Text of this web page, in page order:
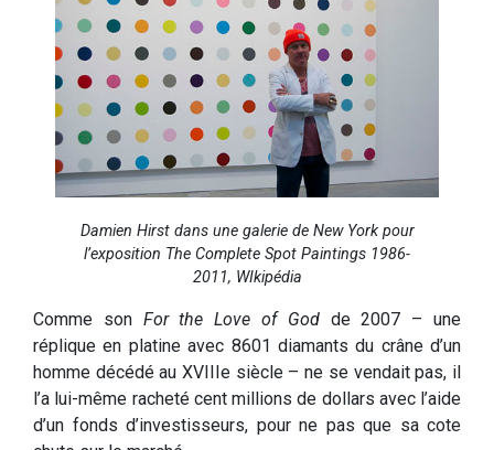
Damien Hirst dans une galerie de New York pour
l’exposition The Complete Spot Paintings 1986-
2011, WIkipédia
Comme son For the Love of Godde 2007 – une
réplique en platine avec 8601 diamants du crâne d’un
homme décédé au XVIIIe siècle – ne se vendait pas, il
l’a lui-même racheté cent millions de dollars avec l’aide
d’un fonds d’investisseurs, pour ne pas que sa cote